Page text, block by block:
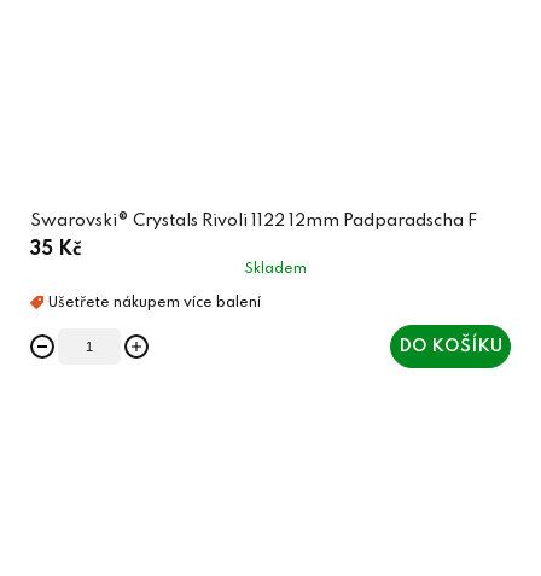
Swarovski® Crystals Rivoli 1122 12mm Padparadscha F
35 Kč
Skladem
DO KOŠÍKU